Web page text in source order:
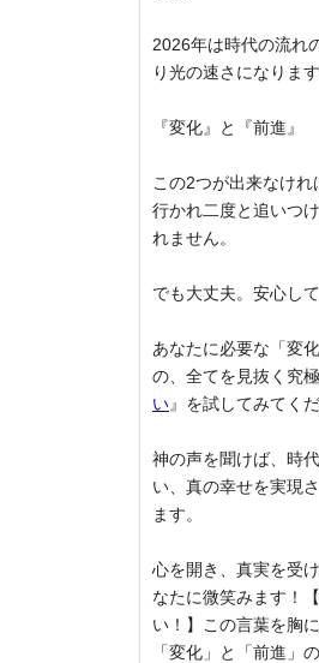
2026年は時代の流れ
り光の速さになりま
『変化』と『前進』
この2つが出来なけ
行かれ二度と追いつ
れません。
でも大丈夫。安心し
あなたに必要な「変
の、全てを見抜く究
い 』を試してみてくだ
神の声を聞けば、時
い、真の幸せを実現
ます。
心を開き、真実を受
なたに微笑みます！
い！】この言葉を胸
「変化」と「前進」